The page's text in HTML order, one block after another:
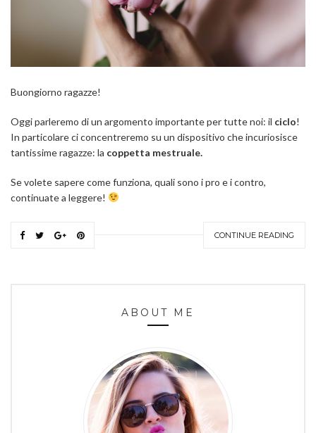
Buongiorno ragazze!
Oggi parleremo di un argomento importante per tutte noi: il ciclo!
In particolare ci concentreremo su un dispositivo che incuriosisce
tantissime ragazze: la coppetta mestruale.
Se volete sapere come funziona, quali sono i pro e i contro,
continuate a leggere!
CONTINUE READING
ABOUT ME